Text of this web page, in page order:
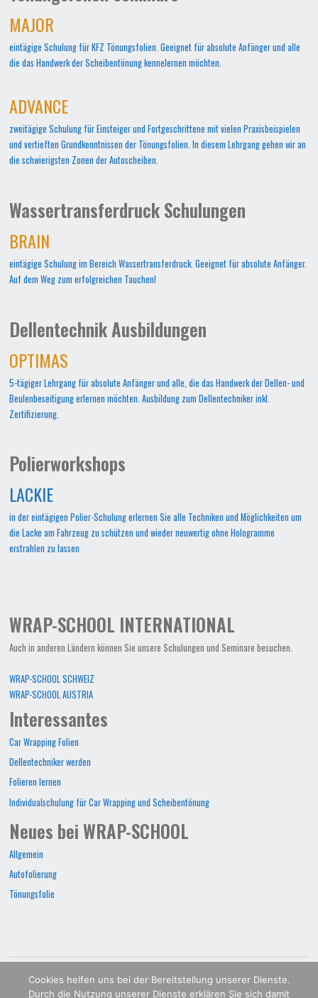
MAJOR
eintägige Schulung für KFZ Tönungsfolien. Geeignet für absolute Anfänger und alle
die das Handwerk der Scheibentönung kennelernen möchten.
ADVANCE
zweitägige Schulung für Einsteiger und Fortgeschrittene mit vielen Praxisbeispielen
und vertieften Grundkenntnissen der Tönungsfolien. In diesem Lehrgang gehen wir an
die schwierigsten Zonen der Autoscheiben.
Wassertransferdruck Schulungen
BRAIN
eintägige Schulung im Bereich Wassertransferdruck. Geeignet für absolute Anfänger.
Auf dem Weg zum erfolgreichen Tauchen!
Dellentechnik Ausbildungen
OPTIMAS
5-tägiger Lehrgang für absolute Anfänger und alle, die das Handwerk der Dellen- und
Beulenbeseitigung erlernen möchten. Ausbildung zum Dellentechniker inkl.
Zertifizierung.
Polierworkshops
LACKIE
in der eintägigen Polier-Schulung erlernen Sie alle Techniken und Möglichkeiten um
die Lacke am Fahrzeug zu schützen und wieder neuwertig ohne Hologramme
erstrahlen zu lassen
WRAP-SCHOOL INTERNATIONAL
Auch in anderen Ländern können Sie unsere Schulungen und Seminare besuchen.
WRAP-SCHOOL SCHWEIZ
WRAP-SCHOOL AUSTRIA
Interessantes
Car Wrapping Folien
Dellentechniker werden
Folieren lernen
Individualschulung für Car Wrapping und Scheibentönung
Neues bei WRAP-SCHOOL
Allgemein
Autofolierung
Tönungsfolie
Cookies helfen uns bei der Bereitstellung unserer Dienste.
Durch die Nutzung unserer Dienste erklären Sie sich damit